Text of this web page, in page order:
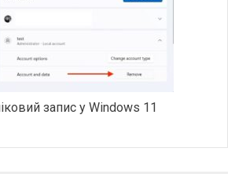
запис у Windows 11